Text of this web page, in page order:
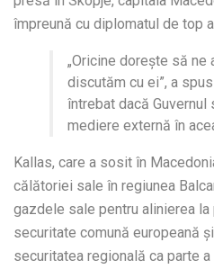
împreună cu diplomatul de top
„Oricine dorește să ne
discutăm cu ei”, a
întrebat dacă Guvernul
mediere externă în
Kallas, care a sosit în
călătoriei sale în regiunea
gazdele sale pentru alinierea
securitate comună europeană
securitatea regională ca parte a